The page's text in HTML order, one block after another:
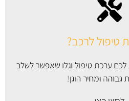
טיפול לרכב?
לכם ערכת טיפול וגלו שאפשר לשלב
גבוהה ומחיר הוגן!